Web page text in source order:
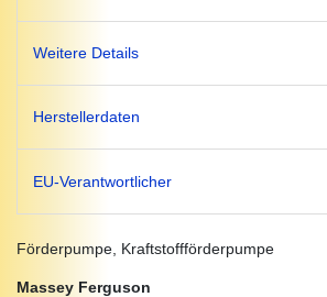
Weitere Details
Herstellerdaten
EU-Verantwortlicher
Förderpumpe, Kraftstoffförderpumpe
Massey Ferguson